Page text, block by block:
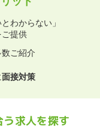
わからない」
ご提供
数ご紹介
面接対策
う求人を探す